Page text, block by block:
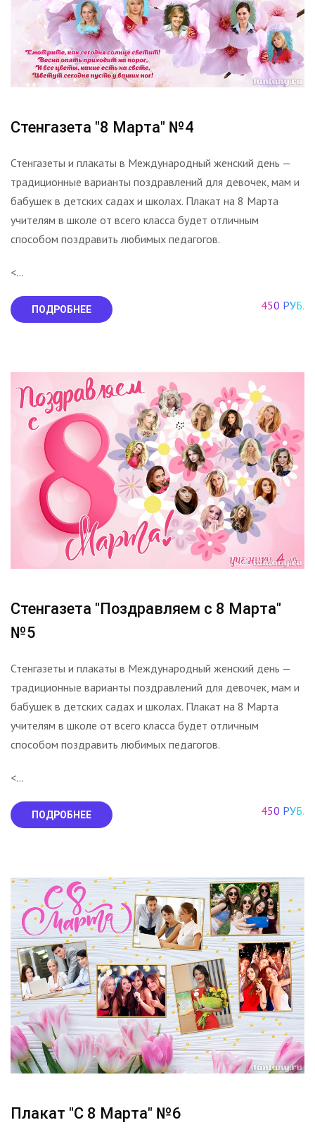
Стенгазета "8 Марта" №4
Стенгазеты и плакаты в Международный женский день —
традиционные варианты поздравлений для девочек, мам и
бабушек в детских садах и школах. Плакат на 8 Марта
учителям в школе от всего класса будет отличным
способом поздравить любимых педагогов.
<...
ПОДРОБНЕЕ 450 РУБ.
Стенгазета "Поздравляем с 8 Марта"
№5
Стенгазеты и плакаты в Международный женский день —
традиционные варианты поздравлений для девочек, мам и
бабушек в детских садах и школах. Плакат на 8 Марта
учителям в школе от всего класса будет отличным
способом поздравить любимых педагогов.
<...
ПОДРОБНЕЕ 450 РУБ.
Плакат "С 8 Марта" №6